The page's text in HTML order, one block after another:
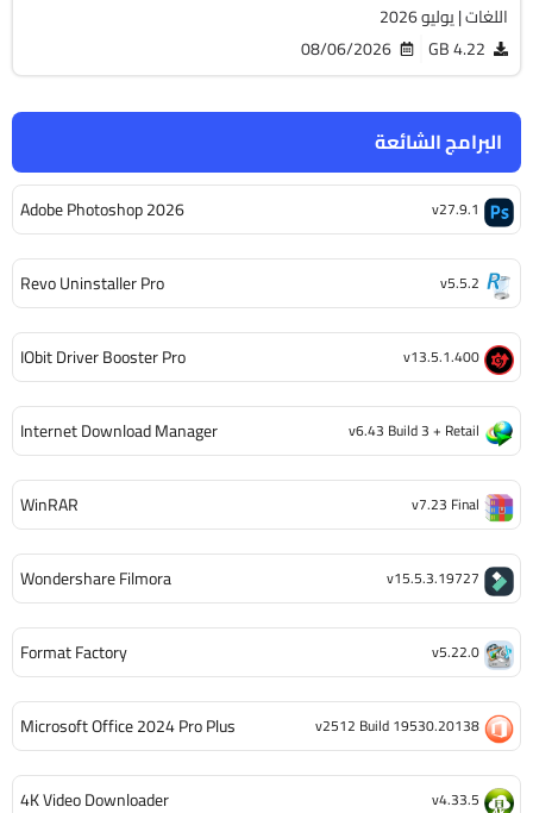
البرامج الشائعة
Adobe Photoshop 2026 v27.9.1
Revo Uninstaller Pro v5.5.2
IObit Driver Booster Pro v13.5.1.400
Internet Download Manager v6.43 Build 3 + Retail
WinRAR v7.23 Final
Wondershare Filmora v15.5.3.19727
Format Factory v5.22.0
Microsoft Office 2024 Pro Plus v2512 Build 19530.20138
4K Video Downloader v4.33.5
اللغات | يوليو 2026
4.22 GB
08/06/2026